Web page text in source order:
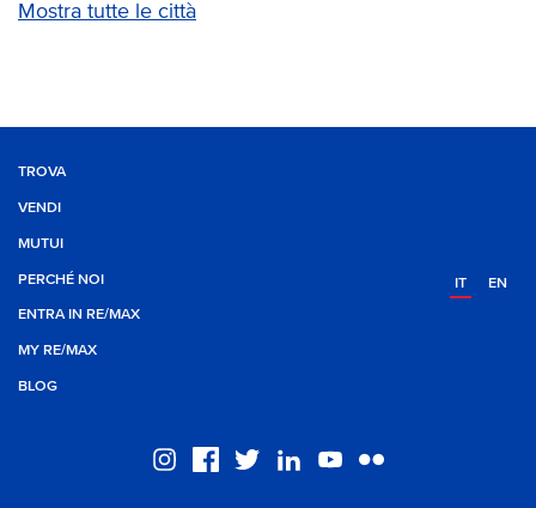
Mostra tutte le città
TROVA
VENDI
MUTUI
PERCHÉ NOI
ENTRA IN RE/MAX
MY RE/MAX
BLOG
IT EN